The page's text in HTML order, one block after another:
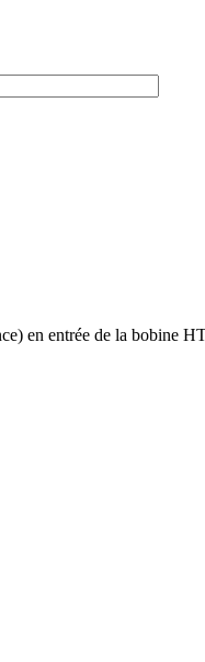
en entrée de la bobine